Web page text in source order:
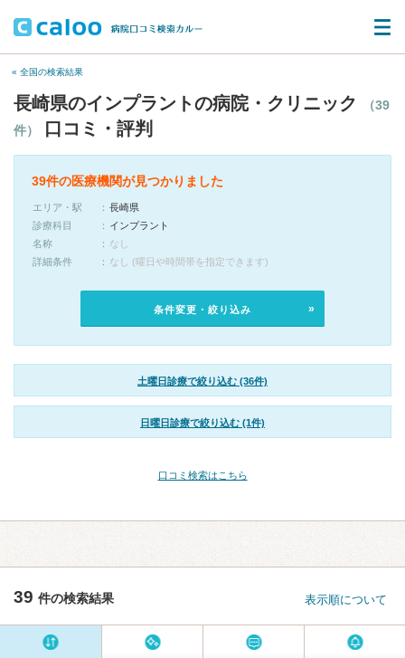
« 全国の検索結果
長崎県のインプラントの病院・クリニック
（39
件）
口コミ・評判
39件の医療機関が見つかりました
エリア・駅
長崎県
診療科目
インプラント
名称
なし
詳細条件
なし (曜日や時間帯を指定できます)
条件変更・絞り込み
土曜日診療で絞り込む (36件)
日曜日診療で絞り込む (1件)
口コミ検索はこちら
39 件の検索結果 表示順について